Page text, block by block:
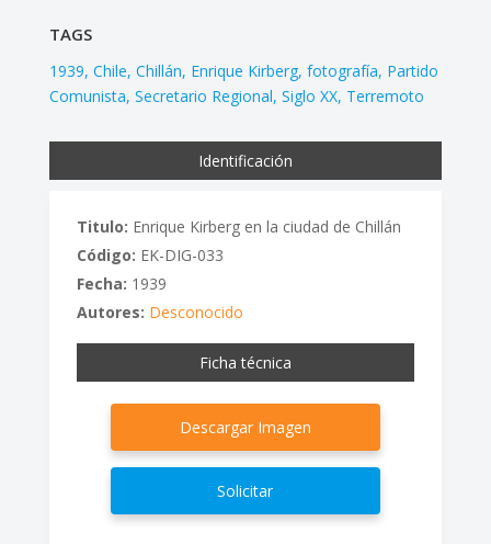
TAGS
1939 Chile Chillán Enrique Kirberg fotografía Partido
Comunista Secretario Regional Siglo XX Terremoto
Identificación
Titulo: Enrique Kirberg en la ciudad de Chillán
Código: EK-DIG-033
Fecha: 1939
Autores: Desconocido
Ficha técnica
Descargar Imagen
Solicitar